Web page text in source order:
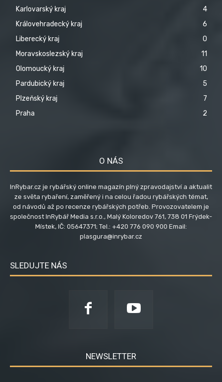
Karlovarský kraj
4
Královehradecký kraj
6
Liberecký kraj
0
Moravskoslezský kraj
11
Olomoucký kraj
10
Pardubický kraj
5
Plzeňský kraj
7
Praha
2
O NÁS
InRybar.cz je rybářský online magazín plný zpravodajství a aktualit
ze světa rybaření, zaměřený i na celou řadou rybářských témat,
od návodů až po recenze rybářských potřeb. Provozovatelem je
společnost InRybář Media s.r.o., Malý Koloredov 761, 738 01 Frýdek-
Místek, IČ: 05647371; Tel.: +420 776 090 900 Email:
plasgura@inrybar.cz
SLEDUJTE NÁS
NEWSLETTER